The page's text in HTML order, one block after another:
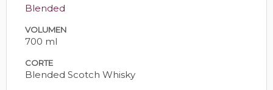
Blended
VOLUMEN
700 ml
CORTE
Blended Scotch Whisky